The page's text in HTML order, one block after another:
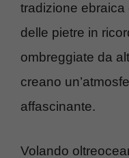
tradizione
delle pietre in
ombreggiate da
creano
affascinante.
Volando